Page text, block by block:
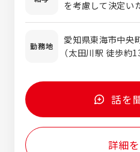
興味を持ったきっ
幹システムや接客
められます。上司
トします！ 賃貸物件のオーナー様と、強固な
信頼関係を築くこ
りごとがないかな
てお話を伺うう
まれてくるもので
ルを身につけたい
きたい方 ・人に
人とコミュニケー
方 ・チームワーク
フ、看護師、旅
運転手 など
を考慮して決定いたします ＜
円） ◎入社時の想定年収 年収400万円～440
万円 ※経験・スキ
歳・勤続4.5年）
勤務地
愛知県東海市中央
（太田川駅 徒歩
話を
詳細